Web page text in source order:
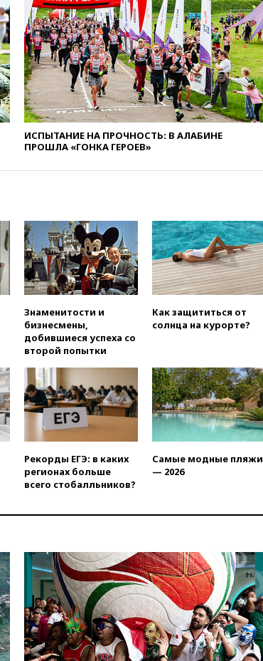
ИСПЫТАНИЕ НА ПРОЧНОСТЬ: В АЛАБИНЕ
ПРОШЛА «ГОНКА ГЕРОЕВ»
Знаменитости и
бизнесмены,
добившиеся успеха со
второй попытки
Как защититься от
солнца на курорте?
Рекорды ЕГЭ: в каких
регионах больше
всего стобалльников?
Самые модные пляжи
— 2026